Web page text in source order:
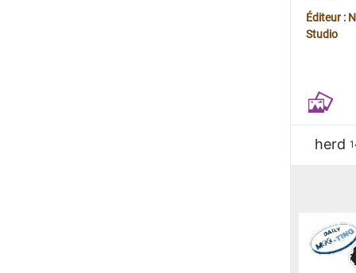
Éditeur :
Studio
herd